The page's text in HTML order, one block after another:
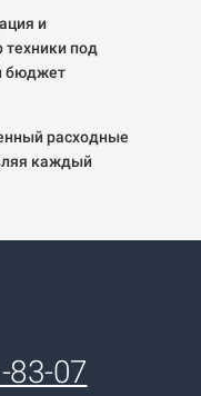
и
под
бюджет
расходные
каждый
83-07